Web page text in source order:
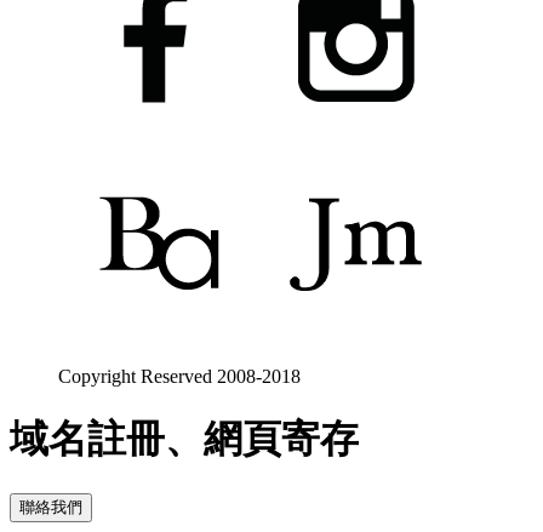
Copyright Reserved 2008-2018
域名註冊、網頁寄存
聯絡我們